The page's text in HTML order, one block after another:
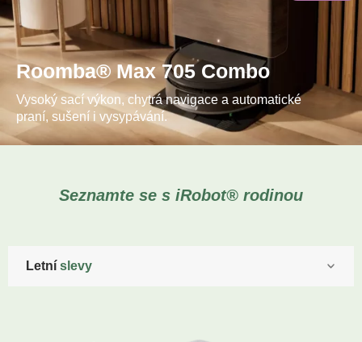
Roomba® Max 705 Combo
Vysoký sací výkon, chytrá navigace a automatické
praní, sušení i vysypávání.
Seznamte se s iRobot® rodinou
Letní slevy